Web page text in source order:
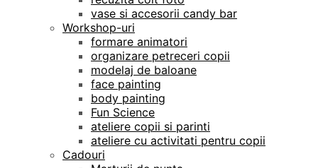
vase si accesorii candy bar
Workshop-uri
formare animatori
organizare petreceri copii
modelaj de baloane
face painting
body painting
Fun Science
ateliere copii si parinti
ateliere cu activitati pentru copii
Cadouri